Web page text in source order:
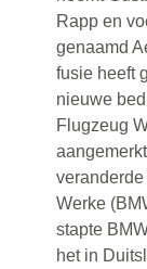
Rapp en
genaamd
fusie heeft
nieuwe
Flugzeug
Werke
stapte
het in